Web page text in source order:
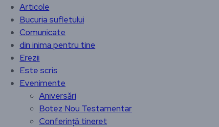
Articole
Bucuria sufletului
Comunicate
din inima pentru tine
Erezii
Este scris
Evenimente
Aniversări
Botez Nou Testamentar
Conferință tineret